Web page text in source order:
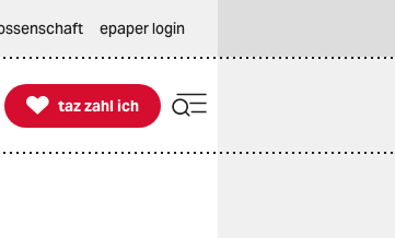
epaper login

taz zahl ich
taz zahl ich